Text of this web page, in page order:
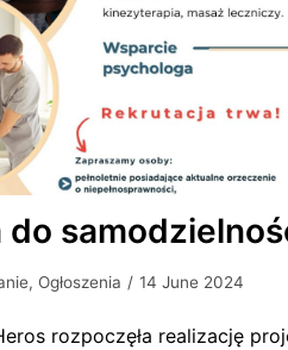
do
, Ogłoszenia 14 June 2024
rozpoczęła realizację